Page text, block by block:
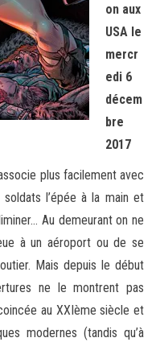
on aux
USA le
mercr
edi 6
décem
bre
2017
plus facilement avec
l’épée à la main et
Au demeurant on ne
à un aéroport ou de se
Mais depuis le début
ne le montrent pas
au XXIème siècle et
modernes (tandis qu’à